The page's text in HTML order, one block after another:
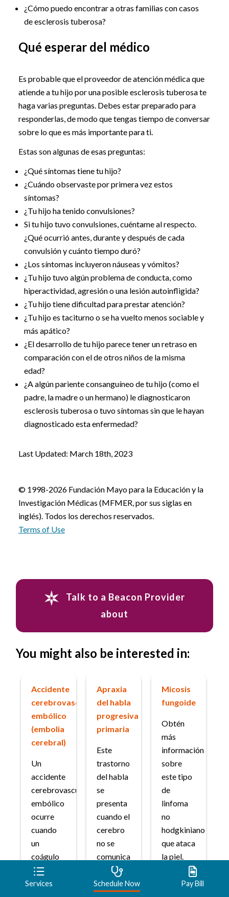
¿Cómo puedo encontrar a otras familias con casos
de esclerosis tuberosa?
Qué esperar del médico
Es probable que el proveedor de atención médica que
atiende a tu hijo por una posible esclerosis tuberosa te
haga varias preguntas. Debes estar preparado para
responderlas, de modo que tengas tiempo de conversar
sobre lo que es más importante para ti.
Estas son algunas de esas preguntas:
¿Qué síntomas tiene tu hijo?
¿Cuándo observaste por primera vez estos
síntomas?
¿Tu hijo ha tenido convulsiones?
Si tu hijo tuvo convulsiones, cuéntame al respecto.
¿Qué ocurrió antes, durante y después de cada
convulsión y cuánto tiempo duró?
¿Los síntomas incluyeron náuseas y vómitos?
¿Tu hijo tuvo algún problema de conducta, como
hiperactividad, agresión o una lesión autoinfligida?
¿Tu hijo tiene dificultad para prestar atención?
¿Tu hijo es taciturno o se ha vuelto menos sociable y
más apático?
¿El desarrollo de tu hijo parece tener un retraso en
comparación con el de otros niños de la misma
edad?
¿A algún pariente consanguíneo de tu hijo (como el
padre, la madre o un hermano) le diagnosticaron
esclerosis tuberosa o tuvo síntomas sin que le hayan
diagnosticado esta enfermedad?
Last Updated: March 18th, 2023
© 1998-2026 Fundación Mayo para la Educación y la
Investigación Médicas (MFMER, por sus siglas en
inglés). Todos los derechos reservados.
Terms of Use
Talk to a Beacon Provider
about
You might also be interested in:
Accidente
cerebrovascular
embólico
(embolia
cerebral)
Un
accidente
cerebrovascular
embólico
ocurre
cuando
un
coágulo
se
desplaza
Apraxia
del habla
progresiva
primaria
Este
trastorno
del habla
se
presenta
cuando el
cerebro
no se
comunica
correctamente
con los
Micosis
fungoide
Obtén
más
información
sobre
este tipo
de
linfoma
no
hodgkiniano
que ataca
la piel.
Infórmate
sobre los
Services Schedule Now Pay Bill